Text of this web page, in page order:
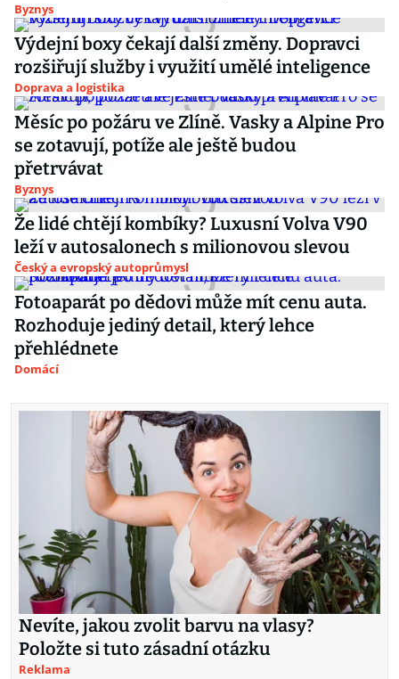
Byznys
Výdejní boxy čekají další změny. Dopravci
rozšiřují služby i využití umělé inteligence
Doprava a logistika
Měsíc po požáru ve Zlíně. Vasky a Alpine Pro
se zotavují, potíže ale ještě budou
přetrvávat
Byznys
Že lidé chtějí kombíky? Luxusní Volva V90
leží v autosalonech s milionovou slevou
Český a evropský autoprůmysl
Fotoaparát po dědovi může mít cenu auta.
Rozhoduje jediný detail, který lehce
přehlédnete
Domácí
Nevíte, jakou zvolit barvu na vlasy?
Položte si tuto zásadní otázku
Reklama